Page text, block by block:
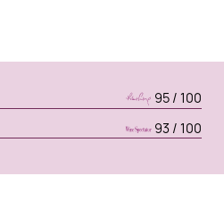
95 / 100
93 / 100